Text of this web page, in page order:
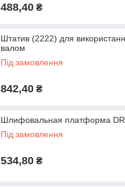
488,40 ₴
Штатив (2222) для
валом
Під замовлення
842,40 ₴
Шлифовальная платформа
Під замовлення
534,80 ₴